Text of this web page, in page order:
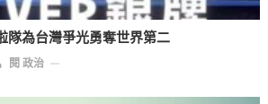
隊為台灣爭光勇奪世界第二
閱 政治